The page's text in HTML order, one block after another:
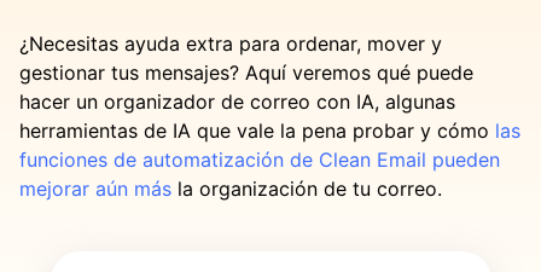
¿Necesitas ayuda extra para ordenar, mover y
gestionar tus mensajes? Aquí veremos qué puede
hacer un organizador de correo con IA, algunas
herramientas de IA que vale la pena probar y cómo las
funciones de automatización de Clean Email pueden
mejorar aún más la organización de tu correo.